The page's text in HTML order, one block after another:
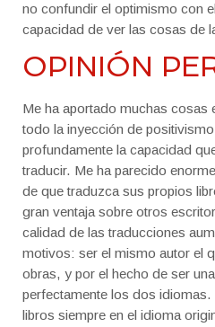
no confundir el optimismo con
capacidad de ver las cosas de
OPINIÓN
Me ha aportado muchas cosas
todo la inyección de
profundamente la capacidad
traducir. Me ha parecido
de que traduzca sus propios
gran ventaja sobre otros
calidad de las traducciones
motivos: ser el mismo autor el
obras, y por el hecho de ser
perfectamente los dos idiomas.
libros siempre en el idioma